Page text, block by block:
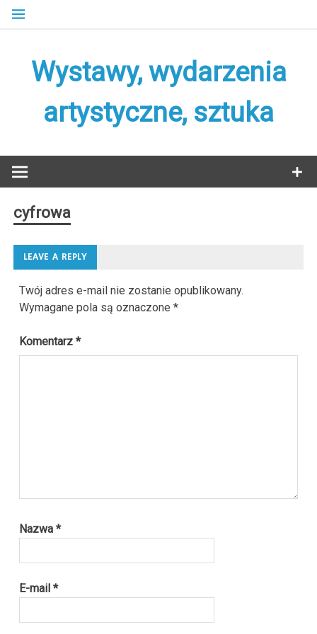
Skip
Wystawy, wydarzenia
artystyczne, sztuka
cyfrowa
LEAVE A REPLY
Twój adres e-mail nie zostanie opublikowany.
Wymagane pola są oznaczone*
Komentarz*
Nazwa*
E-mail*